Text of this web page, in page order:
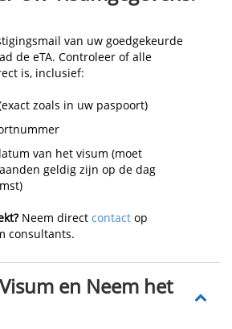
van uw goedgekeurde
de eTA. Controleer of alle
is, inclusief:
zoals in uw paspoort)
van het visum (moet
geldig zijn op de dag
Neem direct contact op
consultants.
en Neem het